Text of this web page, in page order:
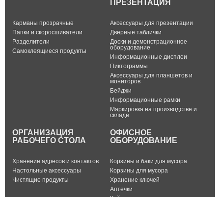
Карманы прозрачные
Папки и скоросшиватели
Разделители
Самоклеящиеся продукты
ПРЕЗЕНТАЦИЯ
Аксессуары для презентации
Дверные таблички
Доски и демонстрационное
оборудование
Информационные дисплеи
Пиктограммы
Аксессуары для планшетов и
мониторов
Бейджи
Информационные рамки
Маркировка на производстве и
складе
ОРГАНИЗАЦИЯ
РАБОЧЕГО СТОЛА
Хранение адресов и контактов
Настольные аксессуары
Чистящие продукты
ОФИСНОЕ
ОБОРУДОВАНИЕ
Корзины и баки для мусора
Корзины для мусора
Хранение ключей
Аптечки